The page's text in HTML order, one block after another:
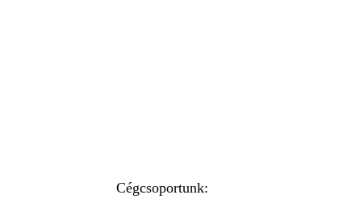
Cégcsoportunk: